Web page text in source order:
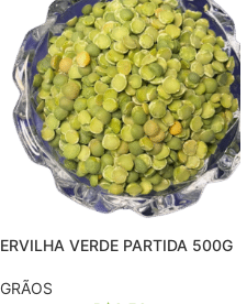
ERVILHA VERDE PARTIDA 500G
GRÃOS